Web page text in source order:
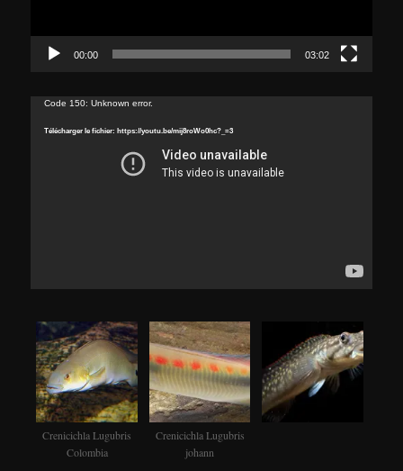
00:00 03:02
Lecteur
Code 150: Unknown error.
Télécharger le fichier: https://youtu.be/mij8roWo0hc?_=3
Crenicichla Lugubris
Colombia
Crenicichla Lugubris
johann